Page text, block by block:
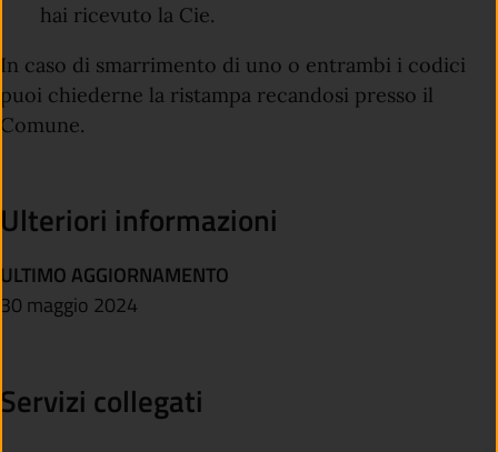
hai ricevuto la Cie.
In caso di smarrimento di uno o entrambi i codici
puoi chiederne la ristampa recandosi presso il
Comune.
Ulteriori informazioni
ULTIMO AGGIORNAMENTO
30 maggio 2024
Servizi collegati